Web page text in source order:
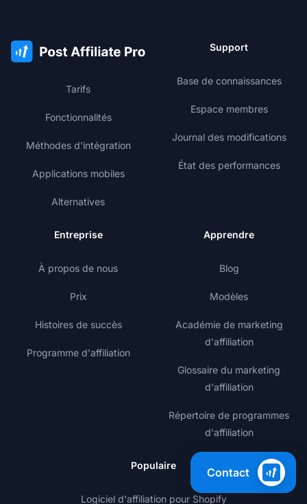
Tarifs
Fonctionnalités
Méthodes d'intégration
Applications mobiles
Alternatives
Support
Base de connaissances
Espace membres
Journal des modifications
État des performances
Entreprise
À propos de nous
Prix
Histoires de succès
Programme d'affiliation
Apprendre
Blog
Modèles
Académie de marketing
d'affiliation
Glossaire du marketing
d'affiliation
Répertoire de programmes
d'affiliation
Populaire
Logiciel d'affiliation pour Shopify
Contact